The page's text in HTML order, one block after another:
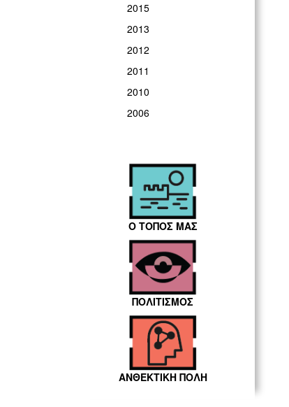
2015
2013
2012
2011
2010
2006
Ο ΤΟΠΟΣ ΜΑΣ
ΠΟΛΙΤΙΣΜΟΣ
ΑΝΘΕΚΤΙΚΗ ΠΟΛΗ